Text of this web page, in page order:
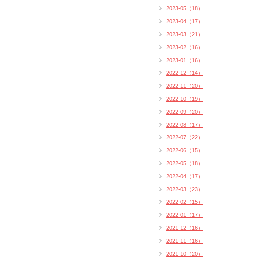
2023-05（18）
2023-04（17）
2023-03（21）
2023-02（16）
2023-01（16）
2022-12（14）
2022-11（20）
2022-10（19）
2022-09（20）
2022-08（17）
2022-07（22）
2022-06（15）
2022-05（18）
2022-04（17）
2022-03（23）
2022-02（15）
2022-01（17）
2021-12（16）
2021-11（16）
2021-10（20）